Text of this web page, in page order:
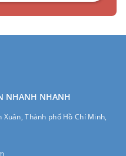
NHANH NHANH
Thành phố Hồ Chí Minh,